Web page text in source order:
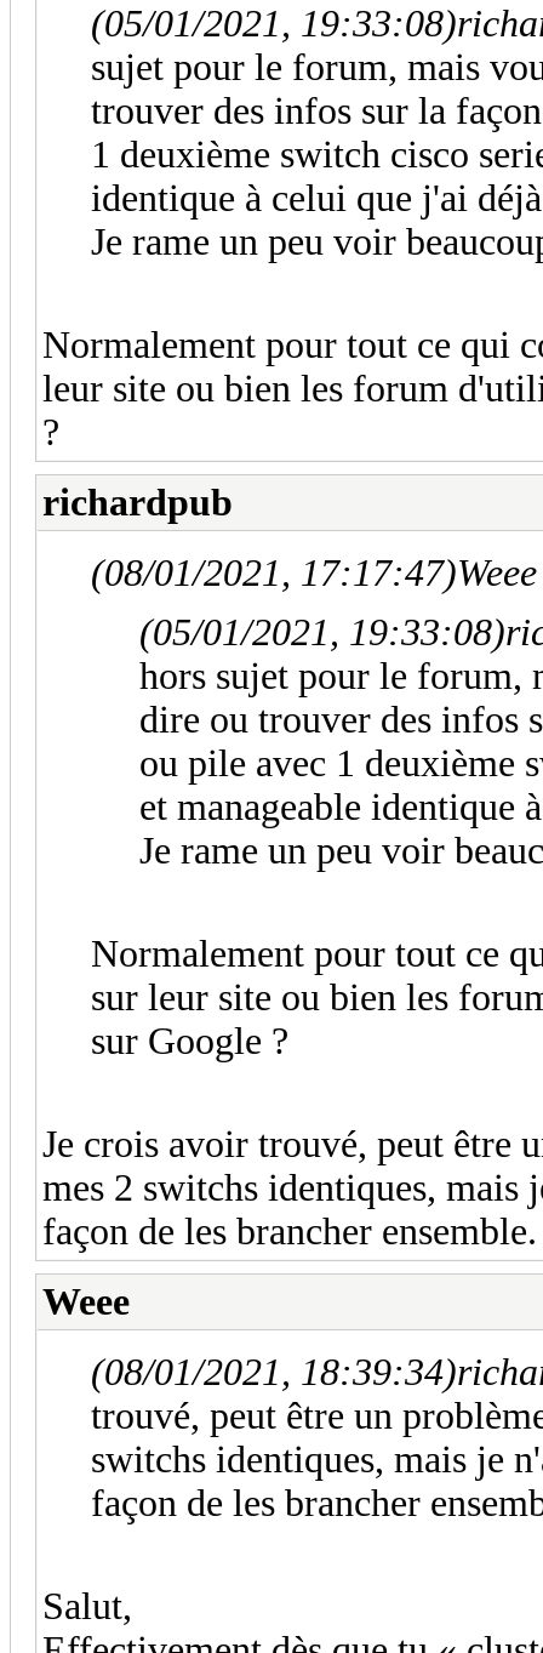
(05/01/2021, 19:33:08)
sujet pour le forum, mais
trouver des infos sur la
1 deuxième switch cisco
identique à celui que j'ai
Je rame un peu voir
Normalement pour tout ce qui
leur site ou bien les forum
?
richardpub
(08/01/2021, 17:17:47)
(05/01/2021, 19:33:08)
hors sujet pour le forum,
dire ou trouver des infos
ou pile avec 1 deuxième
et manageable identique
Je rame un peu voir
Normalement pour tout ce
sur leur site ou bien les
sur Google ?
Je crois avoir trouvé, peut être
mes 2 switchs identiques, mais
façon de les brancher ensemble.
Weee
(08/01/2021, 18:39:34)
trouvé, peut être un
switchs identiques, mais je
façon de les brancher
Salut,